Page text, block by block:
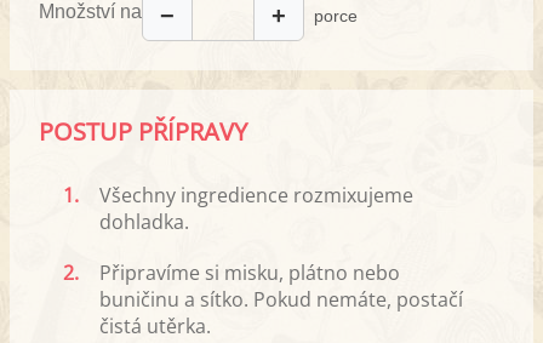
Množství na − + porce
POSTUP PŘÍPRAVY
1.
Všechny ingredience rozmixujeme
dohladka.
2.
Připravíme si misku, plátno nebo
buničinu a sítko. Pokud nemáte, postačí
čistá utěrka.